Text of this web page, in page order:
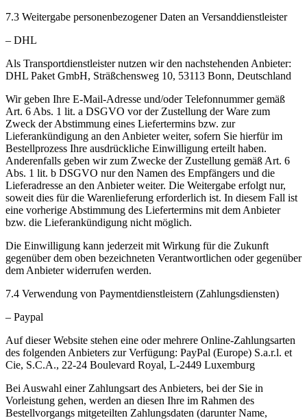
7.3 Weitergabe personenbezogener Daten an Versanddienstleister
– DHL
Als Transportdienstleister nutzen wir den nachstehenden Anbieter:
DHL Paket GmbH, Sträßchensweg 10, 53113 Bonn, Deutschland
Wir geben Ihre E-Mail-Adresse und/oder Telefonnummer gemäß
Art. 6 Abs. 1 lit. a DSGVO vor der Zustellung der Ware zum
Zweck der Abstimmung eines Liefertermins bzw. zur
Lieferankündigung an den Anbieter weiter, sofern Sie hierfür im
Bestellprozess Ihre ausdrückliche Einwilligung erteilt haben.
Anderenfalls geben wir zum Zwecke der Zustellung gemäß Art. 6
Abs. 1 lit. b DSGVO nur den Namen des Empfängers und die
Lieferadresse an den Anbieter weiter. Die Weitergabe erfolgt nur,
soweit dies für die Warenlieferung erforderlich ist. In diesem Fall ist
eine vorherige Abstimmung des Liefertermins mit dem Anbieter
bzw. die Lieferankündigung nicht möglich.
Die Einwilligung kann jederzeit mit Wirkung für die Zukunft
gegenüber dem oben bezeichneten Verantwortlichen oder gegenüber
dem Anbieter widerrufen werden.
7.4 Verwendung von Paymentdienstleistern (Zahlungsdiensten)
– Paypal
Auf dieser Website stehen eine oder mehrere Online-Zahlungsarten
des folgenden Anbieters zur Verfügung: PayPal (Europe) S.a.r.l. et
Cie, S.C.A., 22-24 Boulevard Royal, L-2449 Luxemburg
Bei Auswahl einer Zahlungsart des Anbieters, bei der Sie in
Vorleistung gehen, werden an diesen Ihre im Rahmen des
Bestellvorgangs mitgeteilten Zahlungsdaten (darunter Name,